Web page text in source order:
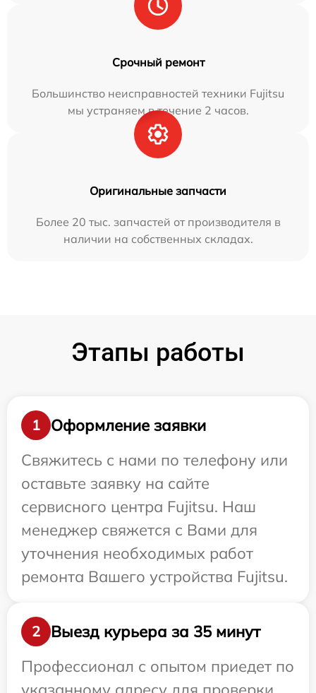
Срочный ремонт
Большинство неисправностей техники Fujitsu
мы устраняем в течение 2 часов.
Оригинальные запчасти
Более 20 тыс. запчастей от производителя в
наличии на собственных складах.
Этапы работы
1
Оформление заявки
Свяжитесь с нами по телефону или
оставьте заявку на сайте
сервисного центра Fujitsu. Наш
менеджер свяжется с Вами для
уточнения необходимых работ
ремонта Вашего устройства Fujitsu.
2
Выезд курьера за 35 минут
Профессионал с опытом приедет по